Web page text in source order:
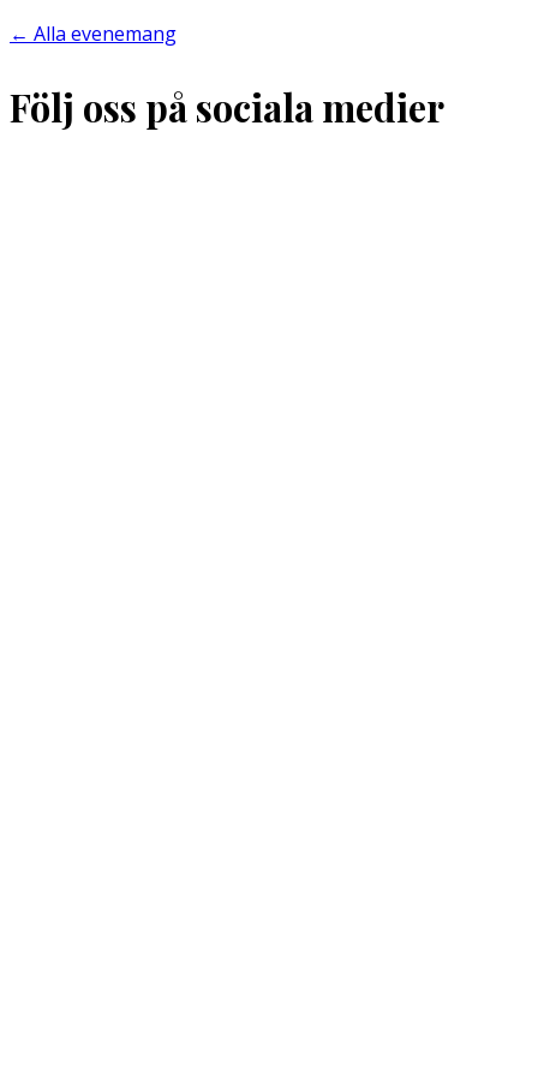
← Alla evenemang
Följ oss på sociala medier